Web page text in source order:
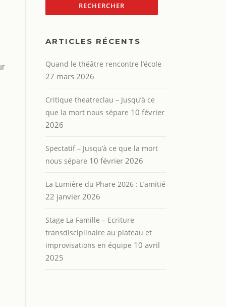
ARTICLES RÉCENTS
Quand le théâtre rencontre l’école
27 mars 2026
Critique theatreclau – Jusqu’à ce
que la mort nous sépare 10 février
2026
Spectatif – Jusqu’à ce que la mort
nous sépare 10 février 2026
La Lumière du Phare 2026 : L’amitié
22 janvier 2026
Stage La Famille – Ecriture
transdisciplinaire au plateau et
improvisations en équipe 10 avril
2025